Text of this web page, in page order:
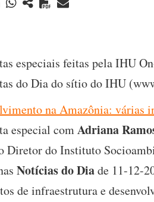
especiais feitas pela IHU
do Dia do sítio do IHU
na Amazônia: várias
especial comAdriana
Diretor do Instituto
Notícias do Diade 11-12-
de infraestrutura e